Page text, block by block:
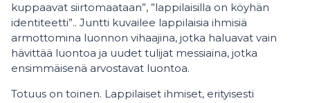
kuppaavat siirtomaataan”, ”lappilaisilla on köyhän
identiteetti”.. Juntti kuvailee lappilaisia ihmisiä
armottomina luonnon vihaajina, jotka haluavat vain
hävittää luontoa ja uudet tulijat messiaina, jotka
ensimmäisenä arvostavat luontoa.
Totuus on toinen. Lappilaiset ihmiset, erityisesti